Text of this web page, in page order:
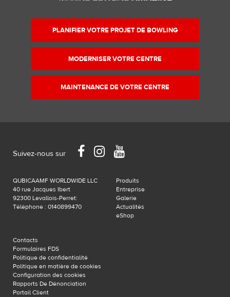
PLANIFIER VOTRE PROJET DE BOWLING
MODERNISER VOTRE CENTRE
MAINTENANCE DE VOTRE CENTRE
QUBICAAMF WORLDWIDE LLC
40 rue Jacques Ibert
92300 Levallois-Perret:
Téléphone : 0140899470
Produits
Entreprise
Galerie
Actualités
eShop
Contacts
Formulaires FDS
Politique de confidentialité
Politique en matière de cookies
Configuration des cookies
Rapports De Dénonciation
Portail Client
Suivez-nous sur
FacebookInstagram